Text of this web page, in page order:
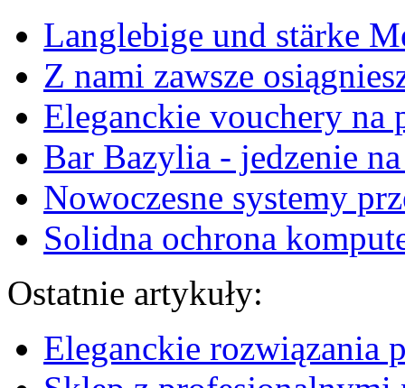
Langlebige und stärke
Z nami zawsze
Eleganckie vouchery na
Bar Bazylia - jedzenie
Nowoczesne systemy
Solidna ochrona
Ostatnie artykuły:
Eleganckie rozwiązania